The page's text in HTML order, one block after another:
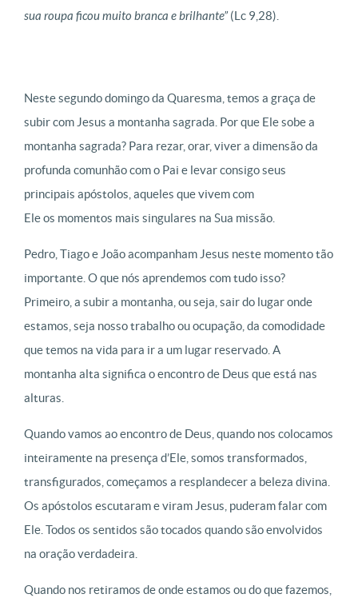
sua roupa ficou muito branca e brilhante”(Lc 9,28).
Neste segundo domingo da Quaresma, temos a graça de
subir com Jesus a montanha sagrada. Por que Ele sobe a
montanha sagrada? Para rezar, orar, viver a dimensão da
profunda comunhão com o Pai e levar consigo seus
principais apóstolos, aqueles que vivem com
Ele os momentos mais singulares na Sua missão.
Pedro, Tiago e João acompanham Jesus neste momento tão
importante. O que nós aprendemos com tudo isso?
Primeiro, a subir a montanha, ou seja, sair do lugar onde
estamos, seja nosso trabalho ou ocupação, da comodidade
que temos na vida para ir a um lugar reservado. A
montanha alta significa o encontro de Deus que está nas
alturas.
Quando vamos ao encontro de Deus, quando nos colocamos
inteiramente na presença d’Ele, somos transformados,
transfigurados, começamos a resplandecer a beleza divina.
Os apóstolos escutaram e viram Jesus, puderam falar com
Ele. Todos os sentidos são tocados quando são envolvidos
na oração verdadeira.
Quando nos retiramos de onde estamos ou do que fazemos,